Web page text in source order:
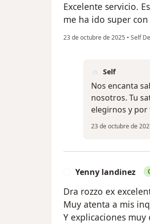
Excelente servicio.
me ha ido super con
23 de octubre de 2025 • Self
Self
Nos encanta
nosotros. Tu
elegirnos y
23 de octubre de
Yenny landinez
Dra rozzo ex
Muy atenta a mis
Y explicaciones muy